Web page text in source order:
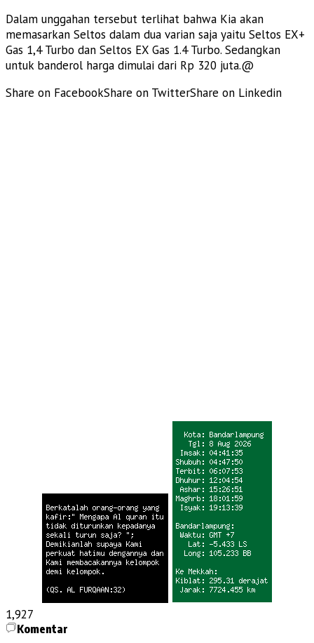
Dalam unggahan tersebut terlihat bahwa Kia akan
memasarkan Seltos dalam dua varian saja yaitu Seltos EX+
Gas 1,4 Turbo dan Seltos EX Gas 1.4 Turbo. Sedangkan
untuk banderol harga dimulai dari Rp 320 juta.@
Share on FacebookShare on TwitterShare on Linkedin
1,927
Komentar